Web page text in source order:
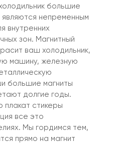
большие
непременным
внутренних
зон. Магнитный
ваш холодильник,
машину, железную
большие магниты
долгие годы.
плакат стикеры
все это
Мы гордимся тем,
прямо на магнит